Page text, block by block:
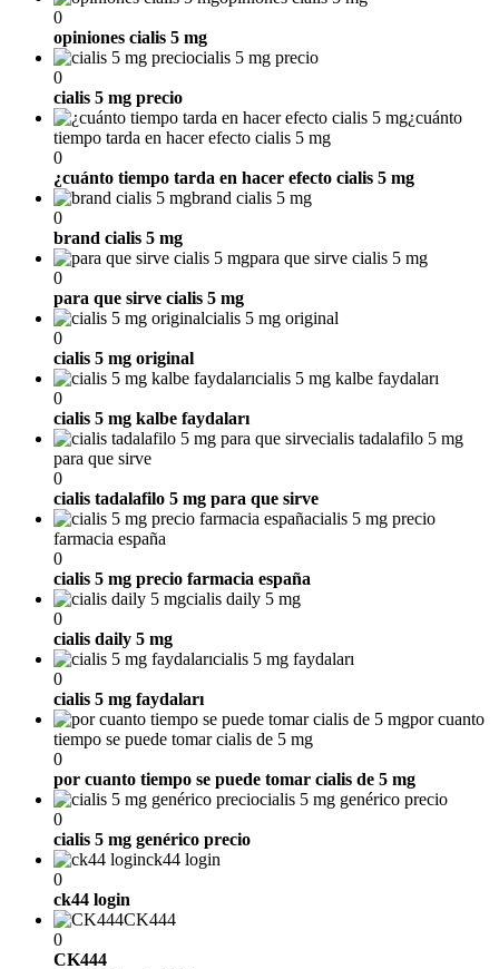
0
opiniones cialis 5 mg
cialis 5 mg precio
0
cialis 5 mg precio
¿cuánto
tiempo tarda en hacer efecto cialis 5 mg
0
¿cuánto tiempo tarda en hacer efecto cialis 5 mg
brand cialis 5 mg
0
brand cialis 5 mg
para que sirve cialis 5 mg
0
para que sirve cialis 5 mg
cialis 5 mg original
0
cialis 5 mg original
cialis 5 mg kalbe faydaları
0
cialis 5 mg kalbe faydaları
cialis tadalafilo 5 mg
para que sirve
0
cialis tadalafilo 5 mg para que sirve
cialis 5 mg precio
farmacia españa
0
cialis 5 mg precio farmacia españa
cialis daily 5 mg
0
cialis daily 5 mg
cialis 5 mg faydaları
0
cialis 5 mg faydaları
por cuanto
tiempo se puede tomar cialis de 5 mg
0
por cuanto tiempo se puede tomar cialis de 5 mg
cialis 5 mg genérico precio
0
cialis 5 mg genérico precio
ck44 login
0
ck44 login
CK444
0
CK444